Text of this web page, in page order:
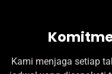
Kami menjaga setiap